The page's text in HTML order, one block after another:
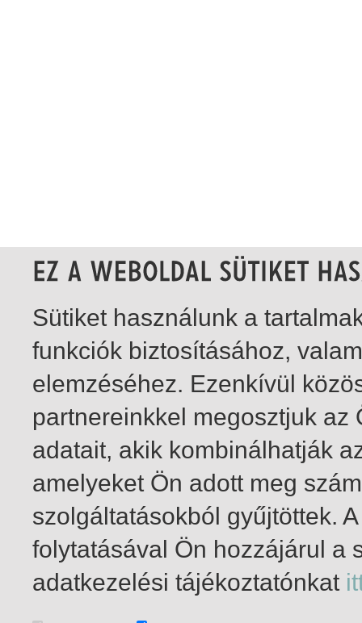
1-6 / total 6 hit
Sütiket használunk a
funkciók biztosításához,
elemzéséhez. Ezenkívül
partnereinkkel megosztjuk
adatait, akik kombinálhatják
amelyeket Ön adott meg
szolgáltatásokból gyűjtöttek.
folytatásával Ön hozzájárul a
adatkezelési tájékoztatónkat